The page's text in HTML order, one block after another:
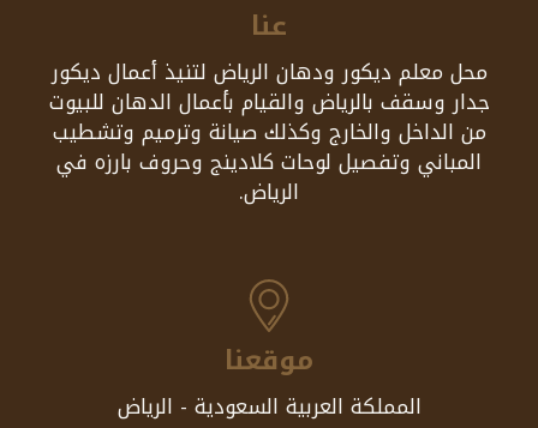
عنا
محل معلم ديكور ودهان الرياض لتنيذ أعمال ديكور
جدار وسقف بالرياض والقيام بأعمال الدهان للبيوت
من الداخل والخارج وكذلك صيانة وترميم وتشطيب
المباني وتفصيل لوحات كلادينج وحروف بارزه في
الرياض.
موقعنا
المملكة العربية السعودية - الرياض